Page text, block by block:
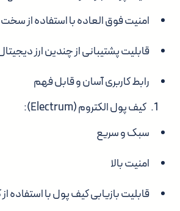
امنیت فوق العاده با استفاده از سخت
قابلیت پشتیبانی از چندین ارز
رابط کاربری آسان و قابل فهم
کیف پول الکتروم (Electrum):
سبک و سریع
امنیت بالا
قابلیت بازیابی کیف پول با استفاده